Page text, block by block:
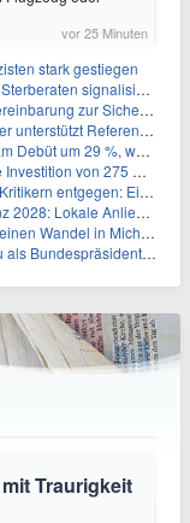
vor 25 Minuten
stark gestiegen
an verbesserter Gesundheitsinfrastruktur
durch die Straße von Hormuz
in Richtung verbesserter demokratischer Beteiligung
in biotechnologische Innovation signalisiert
Dollar in militärische Macht
auf die wirtschaftliche Landschaft
Ambitionen in Einklang bringen
politischer Landschaft
Bundespräsidentin aus
Traurigkeit